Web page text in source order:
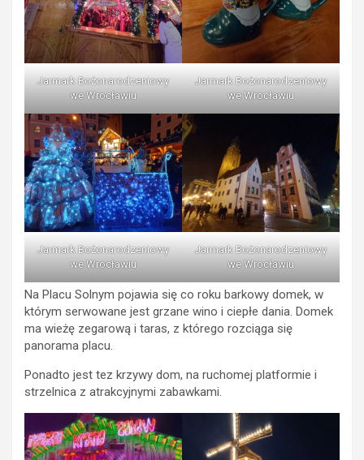
Jarmark Bożonarodzeniowy
we Wrocławiu
Jarmark Bożonarodzeniowy
we Wrocławiu
Jarmark Bożonarodzeniowy
we Wrocławiu
Jarmark Bożonarodzeniowy
we Wrocławiu
Na Placu Solnym pojawia się co roku barkowy domek, w
którym serwowane jest grzane wino i ciepłe dania. Domek
ma wieżę zegarową i taras, z którego rozciąga się
panorama placu.
Ponadto jest tez krzywy dom, na ruchomej platformie i
strzelnica z atrakcyjnymi zabawkami.